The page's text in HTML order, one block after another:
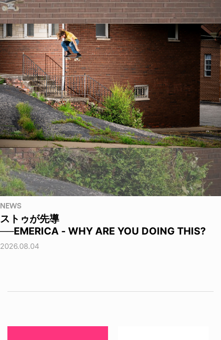
NEWS
ストゥが先導
──EMERICA - WHY ARE YOU DOING THIS?
2026.08.04